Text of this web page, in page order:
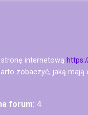
internetową
zobaczyć, jaką mają
forum: 4